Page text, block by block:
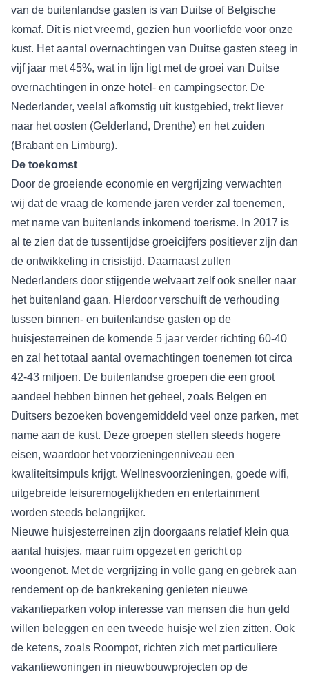
van de buitenlandse gasten is van Duitse of Belgische
komaf. Dit is niet vreemd, gezien hun voorliefde voor onze
kust. Het aantal overnachtingen van Duitse gasten steeg in
vijf jaar met 45%, wat in lijn ligt met de groei van Duitse
overnachtingen in onze hotel- en campingsector. De
Nederlander, veelal afkomstig uit kustgebied, trekt liever
naar het oosten (Gelderland, Drenthe) en het zuiden
(Brabant en Limburg).
De toekomst
Door de groeiende economie en vergrijzing verwachten
wij dat de vraag de komende jaren verder zal toenemen,
met name van buitenlands inkomend toerisme. In 2017 is
al te zien dat de tussentijdse groeicijfers positiever zijn dan
de ontwikkeling in crisistijd. Daarnaast zullen
Nederlanders door stijgende welvaart zelf ook sneller naar
het buitenland gaan. Hierdoor verschuift de verhouding
tussen binnen- en buitenlandse gasten op de
huisjesterreinen de komende 5 jaar verder richting 60-40
en zal het totaal aantal overnachtingen toenemen tot circa
42-43 miljoen. De buitenlandse groepen die een groot
aandeel hebben binnen het geheel, zoals Belgen en
Duitsers bezoeken bovengemiddeld veel onze parken, met
name aan de kust. Deze groepen stellen steeds hogere
eisen, waardoor het voorzieningenniveau een
kwaliteitsimpuls krijgt. Wellnesvoorzieningen, goede wifi,
uitgebreide leisuremogelijkheden en entertainment
worden steeds belangrijker.
Nieuwe huisjesterreinen zijn doorgaans relatief klein qua
aantal huisjes, maar ruim opgezet en gericht op
woongenot. Met de vergrijzing in volle gang en gebrek aan
rendement op de bankrekening genieten nieuwe
vakantieparken volop interesse van mensen die hun geld
willen beleggen en een tweede huisje wel zien zitten. Ook
de ketens, zoals Roompot, richten zich met particuliere
vakantiewoningen in nieuwbouwprojecten op de